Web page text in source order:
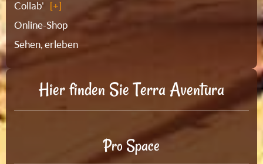
Collab'
Online-Shop
Sehen, erleben
Hier finden Sie Terra Aventura
Pro Space